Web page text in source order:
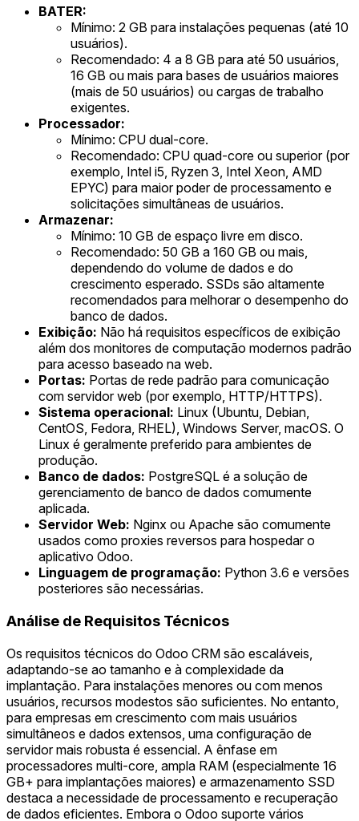
BATER:
Mínimo: 2 GB para instalações pequenas (até 10
usuários).
Recomendado: 4 a 8 GB para até 50 usuários,
16 GB ou mais para bases de usuários maiores
(mais de 50 usuários) ou cargas de trabalho
exigentes.
Processador:
Mínimo: CPU dual-core.
Recomendado: CPU quad-core ou superior (por
exemplo, Intel i5, Ryzen 3, Intel Xeon, AMD
EPYC) para maior poder de processamento e
solicitações simultâneas de usuários.
Armazenar:
Mínimo: 10 GB de espaço livre em disco.
Recomendado: 50 GB a 160 GB ou mais,
dependendo do volume de dados e do
crescimento esperado. SSDs são altamente
recomendados para melhorar o desempenho do
banco de dados.
Exibição: Não há requisitos específicos de exibição
além dos monitores de computação modernos padrão
para acesso baseado na web.
Portas: Portas de rede padrão para comunicação
com servidor web (por exemplo, HTTP/HTTPS).
Sistema operacional: Linux (Ubuntu, Debian,
CentOS, Fedora, RHEL), Windows Server, macOS. O
Linux é geralmente preferido para ambientes de
produção.
Banco de dados: PostgreSQL é a solução de
gerenciamento de banco de dados comumente
aplicada.
Servidor Web: Nginx ou Apache são comumente
usados como proxies reversos para hospedar o
aplicativo Odoo.
Linguagem de programação: Python 3.6 e versões
posteriores são necessárias.
Análise de Requisitos Técnicos
Os requisitos técnicos do Odoo CRM são escaláveis,
adaptando-se ao tamanho e à complexidade da
implantação. Para instalações menores ou com menos
usuários, recursos modestos são suficientes. No entanto,
para empresas em crescimento com mais usuários
simultâneos e dados extensos, uma configuração de
servidor mais robusta é essencial. A ênfase em
processadores multi-core, ampla RAM (especialmente 16
GB+ para implantações maiores) e armazenamento SSD
destaca a necessidade de processamento e recuperação
de dados eficientes. Embora o Odoo suporte vários